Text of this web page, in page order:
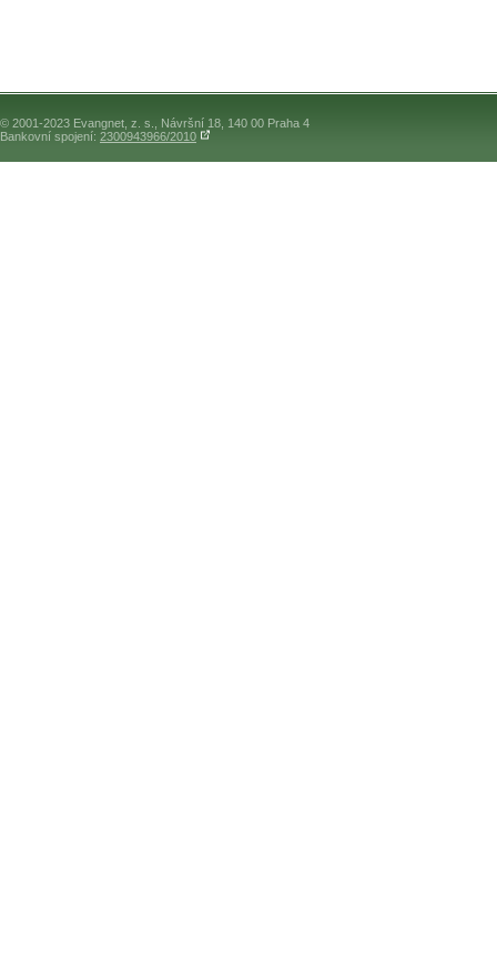
© 2001-2023 Evangnet, z. s., Návršní 18, 140 00 Praha 4
Bankovní spojení: 2300943966/2010